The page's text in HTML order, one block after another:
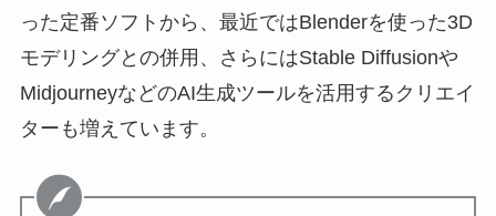
った定番ソフトから、最近ではBlenderを使った3D
モデリングとの併用、さらにはStable Diffusionや
MidjourneyなどのAI生成ツールを活用するクリエイ
ターも増えています。